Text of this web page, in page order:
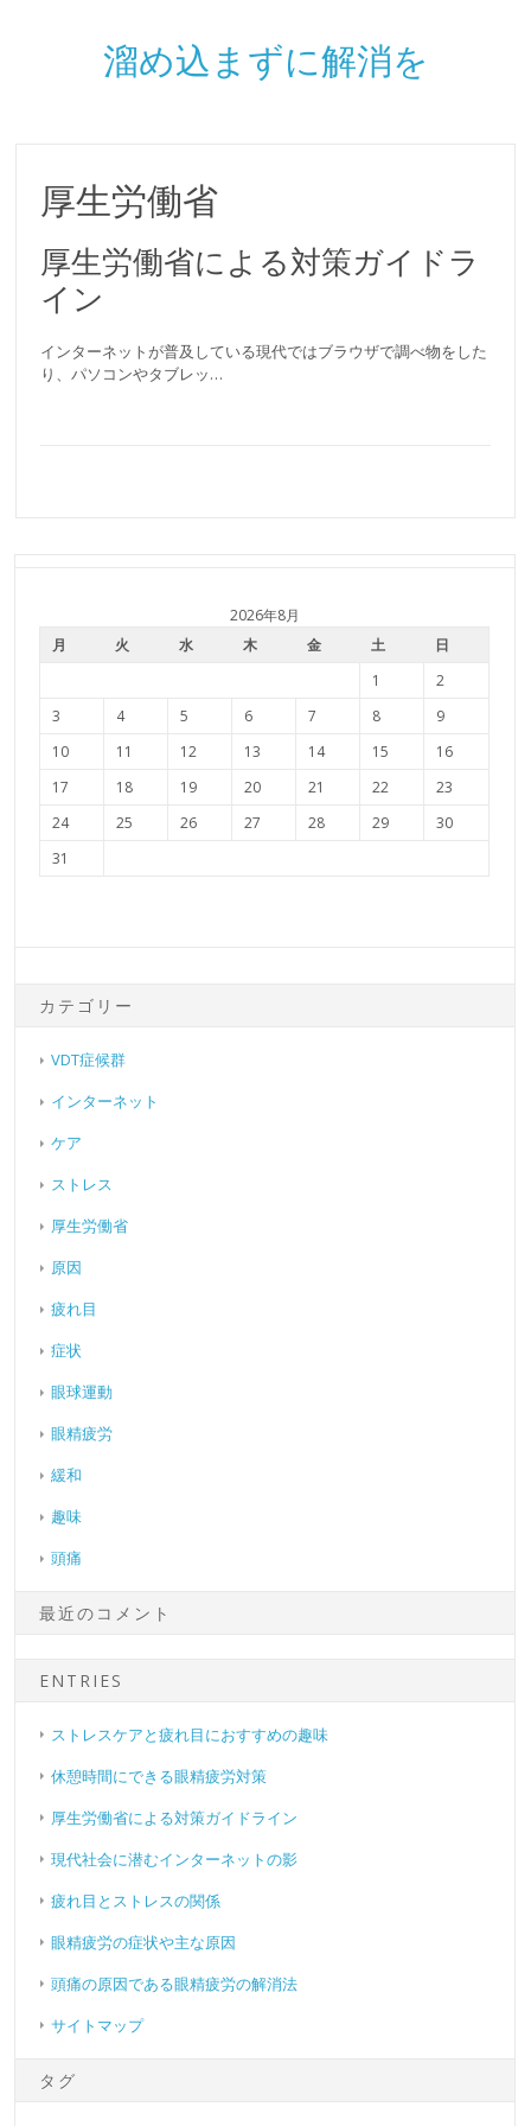
溜め込まずに解消を
厚生労働省
厚生労働省による対策ガイドラ
イン
インターネットが普及している現代ではブラウザで調べ物をした
り、パソコンやタブレッ…
2026年8月
月
火 水 木 金 土
日
1
2
3
4 5 6 7 8
9
10
11 12 13 14 15
16
17
18 19 20 21 22
23
24
25 26 27 28 29
30
31
カテゴリー
VDT症候群
インターネット
ケア
ストレス
厚生労働省
原因
疲れ目
症状
眼球運動
眼精疲労
緩和
趣味
頭痛
最近のコメント
ENTRIES
ストレスケアと疲れ目におすすめの趣味
休憩時間にできる眼精疲労対策
厚生労働省による対策ガイドライン
現代社会に潜むインターネットの影
疲れ目とストレスの関係
眼精疲労の症状や主な原因
頭痛の原因である眼精疲労の解消法
サイトマップ
タグ